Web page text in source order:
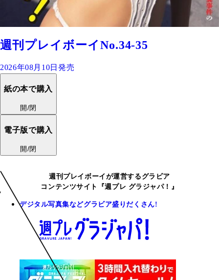
週刊プレイボーイNo.34-35
2026年08月10日発売
紙の本で購入
開/閉
電子版で購入
開/閉
週刊プレイボーイが運営するグラビア
コンテンツサイト『週プレ グラジャパ！』
デジタル写真集などグラビア盛りだくさん!